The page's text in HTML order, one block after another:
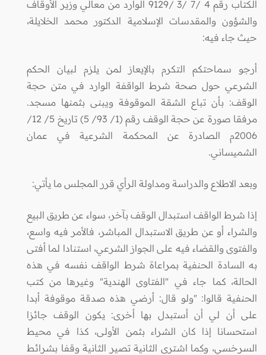
الكتاب رقم 4 /7 /3 /9129 الوارد من معالي وزير الأوقاف
والشؤون والمقدسات الإسلامية الدكتور محمد الخلايلة،
حيث جاء فيه:
أرجو سماحتكم التكرم بالإيعاز لمن يلزم لبيان الحكم
الشرعي حول صحة شرط الواقفة الوارد في متن حجة
الوقف: بأن تباع الشقة الموقوفة ويبنى بثمنها مسجد.
مرفقا صورة عن حجة الوقف رقم (1/ 93/ 5) تاريخ 5/ 12/
2006م الصادرة عن المحكمة الشرعية في عمان
الشميساني.
وبعد الاطلاع والدراسة ومداولة الرأي قرر المجلس ما يأتي:
إذا شرط الواقف استبدال الوقف بآخر، سواء عن طريق البيع
والشراء أو عن طريق الاستبدال المباشر، فالأمر فيه واسع،
والفتوى والقضاء فيه على الجواز الشرعي، استنادا لما أفتى
به السادة الحنفية بمراعاة شرط الواقف نفسه في هذه
الحالة، كما جاء في "الفتاوى الهندية" وغيرها من كتب
الحنفية قالوا: "ولو قال: أرضي هذه صدقة موقوفة أبدا
على أن لي أن أستبدل بها أخرى: يكون الوقف جائزا
استحسانا إذا كان الشراء بثمن الأولى، كذا في محيط
السرخسي، وكما اشترى الثانية تصير الثانية وقفا بشرائط